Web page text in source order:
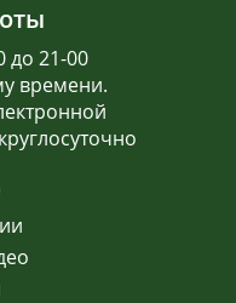
до 21-00
времени.